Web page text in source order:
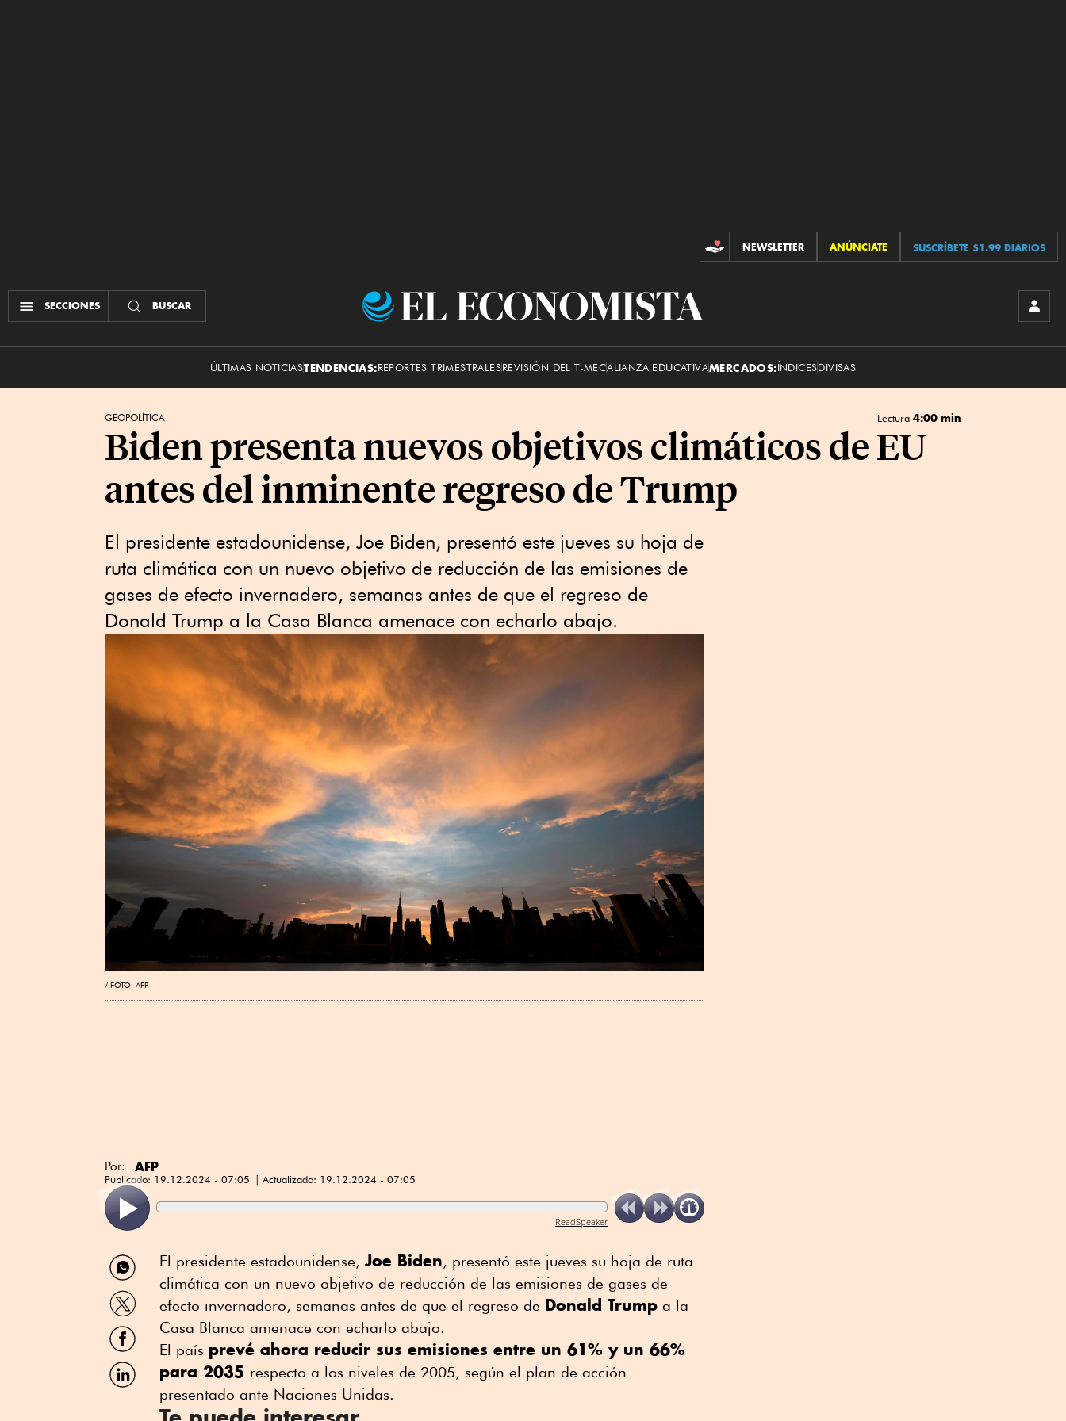
CONTRIBUCIONES
NEWSLETTER ANÚNCIATE SUSCRÍBETE $1.99 DIARIOS
SECCIONES BUSCAR
El
ÚLTIMAS NOTICIASTENDENCIAS:REPORTES TRIMESTRALESREVISIÓN DEL T-MECALIANZA EDUCATIVAMERCADOS:ÍNDICESDIVISAS
GEOPOLÍTICA Lectura 4:00 min
Biden presenta nuevos objetivos climáticos de EU
antes del inminente regreso de Trump
El presidente estadounidense, Joe Biden, presentó este jueves su hoja de
ruta climática con un nuevo objetivo de reducción de las emisiones de
gases de efecto invernadero, semanas antes de que el regreso de
Donald Trump a la Casa Blanca amenace con echarlo abajo.
FOTO: AFP.
Por: AFP
Publicado: 19.12.2024 - 07:05 Actualizado: 19.12.2024 - 07:05
ReadSpeaker
Compartir
por
WhatsApp
Compartir
por
Twitter
Compartir
por
Facebook
Compartir
por
El presidente estadounidense, Joe Biden, presentó este jueves su hoja de ruta
climática con un nuevo objetivo de reducción de las emisiones de gases de
efecto invernadero, semanas antes de que el regreso de Donald Trump a la
Casa Blanca amenace con echarlo abajo.
El país prevé ahora reducir sus emisiones entre un 61% y un 66%
para 2035 respecto a los niveles de 2005, según el plan de acción
presentado ante Naciones Unidas.